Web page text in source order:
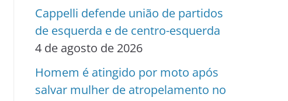
Cappelli defende união de partidos
de esquerda e de centro-esquerda
4 de agosto de 2026
Homem é atingido por moto após
salvar mulher de atropelamento no